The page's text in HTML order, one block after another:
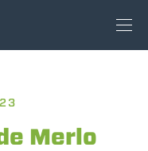
Merlo